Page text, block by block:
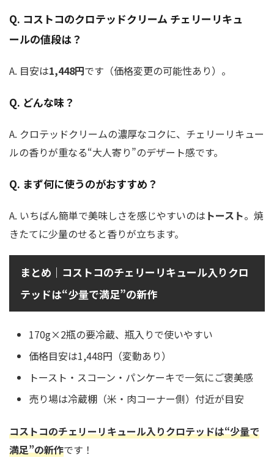
Q. コストコのクロテッドクリーム チェリーリキュ
ールの値段は？
A. 目安は1,448円です（価格変更の可能性あり）。
Q. どんな味？
A. クロテッドクリームの濃厚なコクに、チェリーリキュー
ルの香りが重なる“大人寄り”のデザート感です。
Q. まず何に使うのがおすすめ？
A. いちばん簡単で美味しさを感じやすいのは トースト。焼
きたてに少量のせると香りが立ちます。
まとめ｜コストコのチェリーリキュール入りクロ
テッドは“少量で満足”の新作
170g×2瓶の要冷蔵、瓶入りで使いやすい
価格目安は1,448円（変動あり）
トースト・スコーン・パンケーキで一気にご褒美感
売り場は冷蔵棚（米・肉コーナー側）付近が目安
コストコのチェリーリキュール入りクロテッドは“少量で
満足”の新作です！